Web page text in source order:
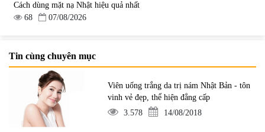
Cách dùng mặt nạ Nhật hiệu quả nhất
68
07/08/2026
Tin cùng chuyên mục
Viên uống trắng da trị nám Nhật Bản - tôn
vinh vẻ đẹp, thể hiện đẳng cấp
3.578
14/08/2018